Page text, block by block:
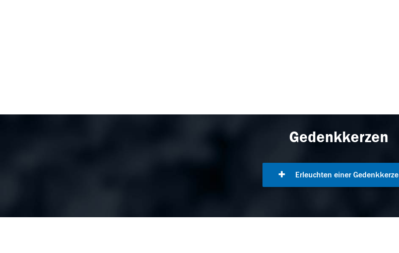
Gedenkkerzen
Erleuchten einer Gedenkkerze